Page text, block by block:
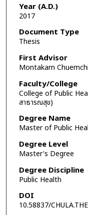
Year (A.D.)
2017
Document Type
Thesis
First Advisor
Montakarn
Faculty/College
College of Public
สาธารณสุข)
Degree Name
Master of Public
Degree Level
Master's Degree
Degree Discipline
Public Health
DOI
10.58837/